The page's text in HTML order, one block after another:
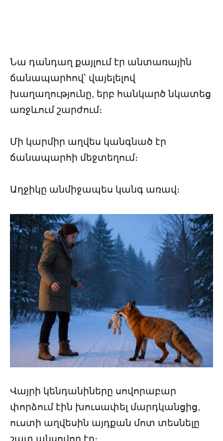
Նա դանդաղ քայլում էր անտառային
ճանապարհով՝ վայելելով
խաղաղությունը, երբ հանկարծ նկատեց
առջևում շարժում։
Մի կարմիր աղվես կանգնած էր
ճանապարհի մեջտեղում։
Աղջիկը անմիջապես կանգ առավ։
Վայրի կենդանիները սովորաբար
փորձում էին խուսափել մարդկանցից,
ուստի աղվեսին այդքան մոտ տեսնելը
շատ անսովոր էր։